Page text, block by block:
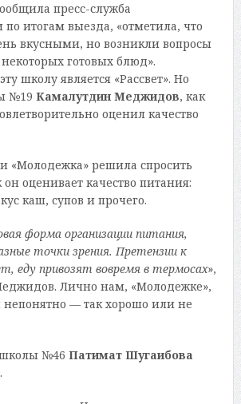
пресс-служба
итогам выезда, «отметила, что
вкусными, но возникли вопросы
готовых блюд».
школу является «Рассвет». Но
№19 Камалутдин Меджидов, как
оценил качество
«Молодежка» решила спросить
оценивает качество питания:
каш, супов и прочего.
форма организации питания,
точки зрения. Претензии к
еду привозят вовремя в термосах»,
Лично нам, «Молодежке»,
непонятно — так хорошо или не
школы №46 Патимат Шугаибова